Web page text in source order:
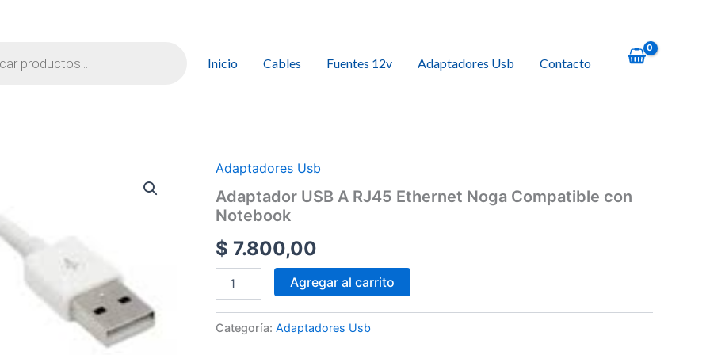
Inicio Cables Fuentes 12v Adaptadores Usb Contacto
Adaptadores Usb
Adaptador USB A RJ45 Ethernet Noga Compatible con
Notebook
$ 7.800,00
USB
RJ45
Ethernet
Agregar al carrito
Categoría: Adaptadores Usb